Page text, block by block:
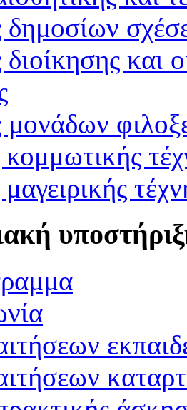
δημοσίων
διοίκησης και
μονάδων
κομμωτικής